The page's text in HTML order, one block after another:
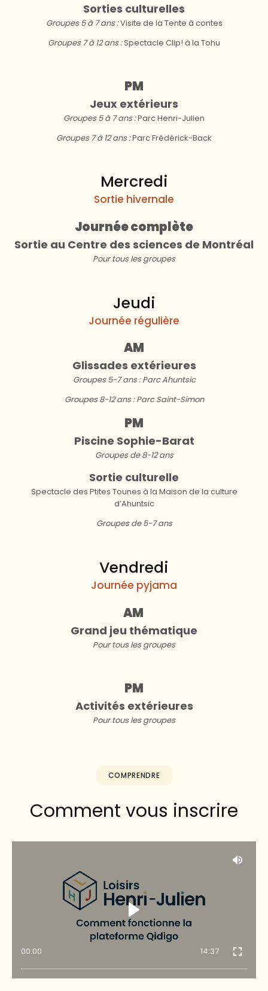
Sorties culturelles
Groupes 5 à 7 ans :Visite de la Tente à contes
Groupes 7 à 12 ans :Spectacle Clip! à la Tohu
PM
Jeux extérieurs
Groupes 5 à 7 ans :Parc Henri-Julien
Groupes 7 à 12 ans :Parc Frédérick-Back
Mercredi
Sortie hivernale
Journée complète
Sortie au Centre des sciences de Montréal
Pour tous les groupes
Jeudi
Journée régulière
AM
Glissades extérieures
Groupes 5-7 ans : Parc Ahuntsic
Groupes 8-12 ans : Parc Saint-Simon
PM
Piscine Sophie-Barat
Groupes de 8-12 ans
Sortie culturelle
Spectacle des Ptites Tounes à la Maison de la culture
d’Ahuntsic
Groupes de 5-7 ans
Vendredi
Journée pyjama
AM
Grand jeu thématique
Pour tous les groupes
PM
Activités extérieures
Pour tous les groupes
COMPRENDRE
Comment vous inscrire
00:00 14:37